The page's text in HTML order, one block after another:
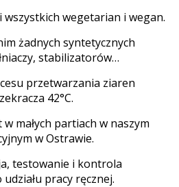
wszystkich wegetarian i wegan.
żadnych syntetycznych
stabilizatorów…
przetwarzania ziaren
42°C.
małych partiach w naszym
w Ostrawie.
testowanie i kontrola
pracy ręcznej.